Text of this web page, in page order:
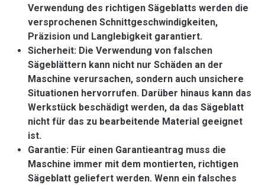
Verwendung des richtigen Sägeblatts werden die
versprochenen Schnittgeschwindigkeiten,
Präzision und Langlebigkeit garantiert.
Sicherheit: Die Verwendung von falschen
Sägeblättern kann nicht nur Schäden an der
Maschine verursachen, sondern auch unsichere
Situationen hervorrufen. Darüber hinaus kann das
Werkstück beschädigt werden, da das Sägeblatt
nicht für das zu bearbeitende Material geeignet
ist.
Garantie: Für einen Garantieantrag muss die
Maschine immer mit dem montierten, richtigen
Sägeblatt geliefert werden. Wenn ein falsches